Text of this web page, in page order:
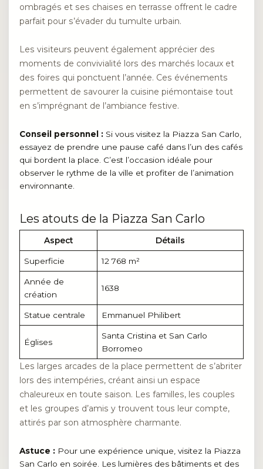
ombragés et ses chaises en terrasse offrent le cadre
parfait pour s’évader du tumulte urbain.
Les visiteurs peuvent également apprécier des
moments de convivialité lors des marchés locaux et
des foires qui ponctuent l’année. Ces événements
permettent de savourer la cuisine piémontaise tout
en s’imprégnant de l’ambiance festive.
Conseil personnel : Si vous visitez la Piazza San Carlo,
essayez de prendre une pause café dans l’un des cafés
qui bordent la place. C’est l’occasion idéale pour
observer le rythme de la ville et profiter de l’animation
environnante.
Les atouts de la Piazza San Carlo
Aspect Détails
Superficie 12 768 m²
Année de
création
1638
Statue centrale Emmanuel Philibert
Églises
Santa Cristina et San Carlo
Borromeo
Les larges arcades de la place permettent de s’abriter
lors des intempéries, créant ainsi un espace
chaleureux en toute saison. Les familles, les couples
et les groupes d’amis y trouvent tous leur compte,
attirés par son atmosphère charmante.
Astuce : Pour une expérience unique, visitez la Piazza
San Carlo en soirée. Les lumières des bâtiments et des